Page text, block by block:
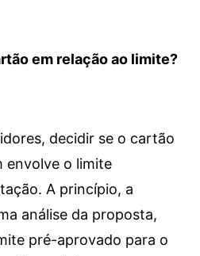
em relação ao limite?
decidir se o cartão
envolve o limite
A princípio, a
análise da proposta,
pré-aprovado para o